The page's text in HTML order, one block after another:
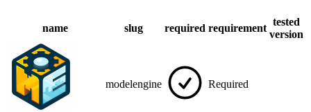
name slug required requirement
tested
version
modelengine Required